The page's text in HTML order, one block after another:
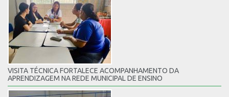
VISITA TÉCNICA FORTALECE ACOMPANHAMENTO DA
APRENDIZAGEM NA REDE MUNICIPAL DE ENSINO